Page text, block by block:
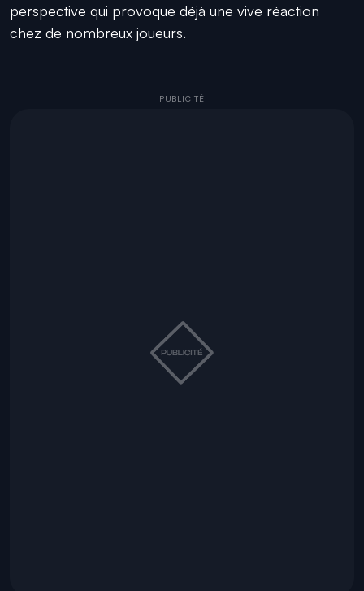
perspective qui provoque déjà une vive réaction
chez de nombreux joueurs.